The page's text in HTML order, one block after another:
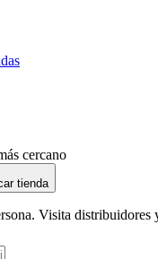
cercano
tienda
Visita